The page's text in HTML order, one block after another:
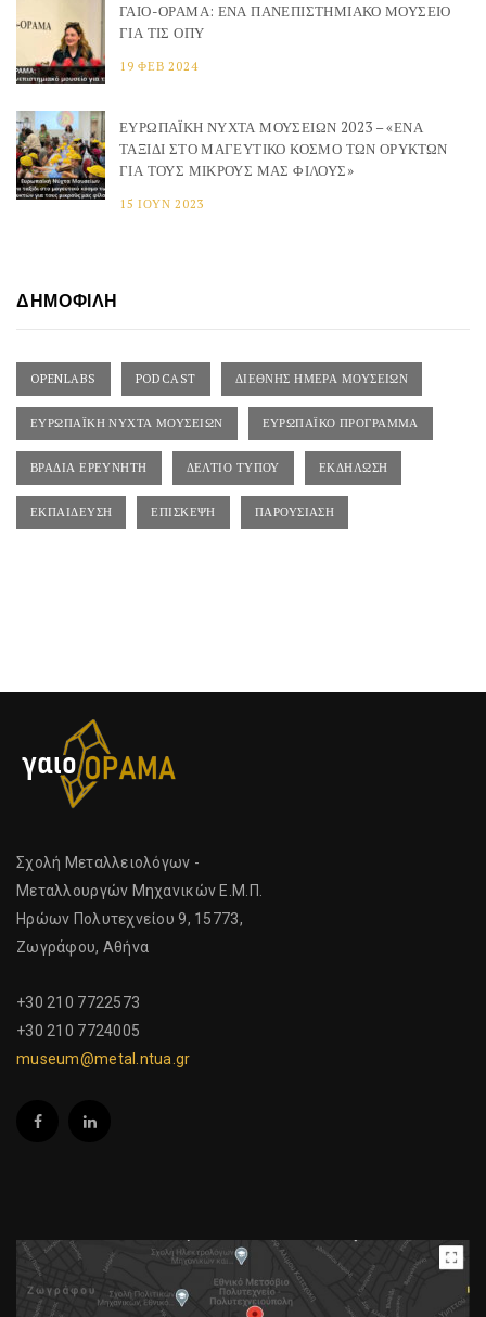
ΓΑΙΟ-ΟΡΑΜΑ: ΈΝΑ ΠΑΝΕΠΙΣΤΗΜΙΑΚΌ ΜΟΥΣΕΊΟ
ΓΙΑ ΤΙΣ ΟΠΥ
19 ΦΕΒ 2024
ΕΥΡΩΠΑΪΚΉ ΝΎΧΤΑ ΜΟΥΣΕΊΩΝ 2023 – «ΈΝΑ
ΤΑΞΊΔΙ ΣΤΟ ΜΑΓΕΥΤΙΚΌ ΚΌΣΜΟ ΤΩΝ ΟΡΥΚΤΏΝ
ΓΙΑ ΤΟΥΣ ΜΙΚΡΟΎΣ ΜΑΣ ΦΊΛΟΥΣ»
15 ΙΟΎΝ 2023
ΔΗΜΟΦΙΛΉ
OPENLABS PODCAST ΔΙΕΘΝΉΣ ΗΜΈΡΑ ΜΟΥΣΕΊΩΝ
ΕΥΡΩΠΑΪΚΉ ΝΎΧΤΑ ΜΟΥΣΕΊΩΝ ΕΥΡΩΠΑΪΚΌ ΠΡΌΓΡΑΜΜΑ
ΒΡΑΔΙΆ ΕΡΕΥΝΗΤΉ ΔΕΛΤΊΟ ΤΎΠΟΥ ΕΚΔΉΛΩΣΗ
ΕΚΠΑΊΔΕΥΣΗ ΕΠΊΣΚΕΨΗ ΠΑΡΟΥΣΊΑΣΗ
Σχολή Μεταλλειολόγων -
Μεταλλουργών Μηχανικών Ε.Μ.Π.
Ηρώων Πολυτεχνείου 9, 15773,
Ζωγράφου, Αθήνα
+30 210 7722573
+30 210 7724005
museum@metal.ntua.gr